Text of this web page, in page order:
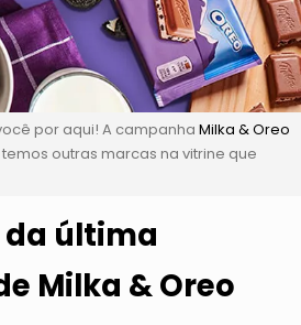
por aqui! A campanha Milka & Oreo
outras marcas na vitrine que
última
Milka & Oreo